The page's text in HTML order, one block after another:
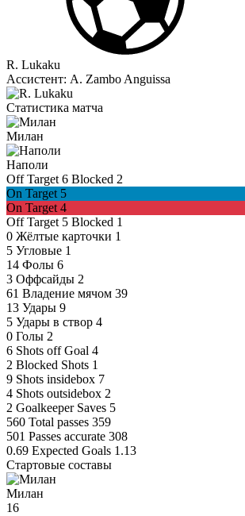
R. Lukaku
Ассистент: A. Zambo Anguissa
Статистика матча
Милан
Наполи
Off Target 6 Blocked 2
On Target 5
On Target 4
Off Target 5 Blocked 1
0 Жёлтые карточки 1
5 Угловые 1
14 Фолы 6
3 Оффсайды 2
61 Владение мячом 39
13 Удары 9
5 Удары в створ 4
0 Голы 2
6 Shots off Goal 4
2 Blocked Shots 1
9 Shots insidebox 7
4 Shots outsidebox 2
2 Goalkeeper Saves 5
560 Total passes 359
501 Passes accurate 308
0.69 Expected Goals 1.13
Стартовые составы
Милан
16